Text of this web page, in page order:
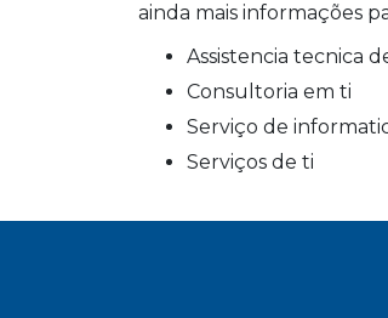
ainda mais informações
assistencia tecnica
consultoria em ti
serviço de
serviços de ti